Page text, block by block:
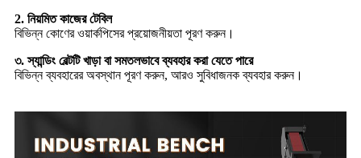
2. নিয়মিত কাজের টেবিল
বিভিন্ন কোণের ওয়ার্কপিসের প্রয়োজনীয়তা পূরণ করুন।
৩. স্যান্ডিং বেল্টটি খাড়া বা সমতলভাবে ব্যবহার করা যেতে পারে
বিভিন্ন ব্যবহারের অবস্থান পূরণ করুন, আরও সুবিধাজনক ব্যবহার করুন।